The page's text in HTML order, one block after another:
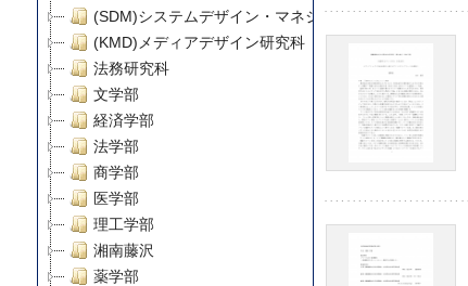
(SDM)システムデザイン・マネジメント研究科
(KMD)メディアデザイン研究科
法務研究科
文学部
経済学部
法学部
商学部
医学部
理工学部
湘南藤沢
薬学部